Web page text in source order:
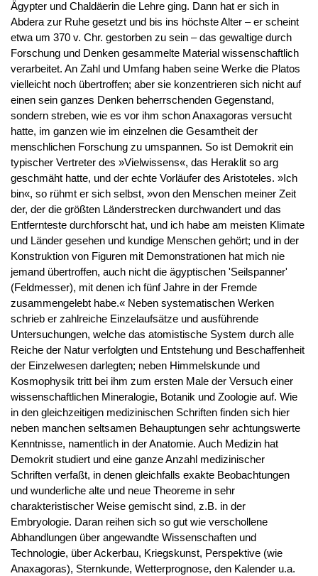
Ägypter und Chaldäerin die Lehre ging. Dann hat er sich in
Abdera zur Ruhe gesetzt und bis ins höchste Alter – er scheint
etwa um 370 v. Chr. gestorben zu sein – das gewaltige durch
Forschung und Denken gesammelte Material wissenschaftlich
verarbeitet. An Zahl und Umfang haben seine Werke die Platos
vielleicht noch übertroffen; aber sie konzentrieren sich nicht auf
einen sein ganzes Denken beherrschenden Gegenstand,
sondern streben, wie es vor ihm schon Anaxagoras versucht
hatte, im ganzen wie im einzelnen die Gesamtheit der
menschlichen Forschung zu umspannen. So ist Demokrit ein
typischer Vertreter des »Vielwissens«, das Heraklit so arg
geschmäht hatte, und der echte Vorläufer des Aristoteles. »Ich
bin«, so rühmt er sich selbst, »von den Menschen meiner Zeit
der, der die größten Länderstrecken durchwandert und das
Entfernteste durchforscht hat, und ich habe am meisten Klimate
und Länder gesehen und kundige Menschen gehört; und in der
Konstruktion von Figuren mit Demonstrationen hat mich nie
jemand übertroffen, auch nicht die ägyptischen 'Seilspanner'
(Feldmesser), mit denen ich fünf Jahre in der Fremde
zusammengelebt habe.« Neben systematischen Werken
schrieb er zahlreiche Einzelaufsätze und ausführende
Untersuchungen, welche das atomistische System durch alle
Reiche der Natur verfolgten und Entstehung und Beschaffenheit
der Einzelwesen darlegten; neben Himmelskunde und
Kosmophysik tritt bei ihm zum ersten Male der Versuch einer
wissenschaftlichen Mineralogie, Botanik und Zoologie auf. Wie
in den gleichzeitigen medizinischen Schriften finden sich hier
neben manchen seltsamen Behauptungen sehr achtungswerte
Kenntnisse, namentlich in der Anatomie. Auch Medizin hat
Demokrit studiert und eine ganze Anzahl medizinischer
Schriften verfaßt, in denen gleichfalls exakte Beobachtungen
und wunderliche alte und neue Theoreme in sehr
charakteristischer Weise gemischt sind, z.B. in der
Embryologie. Daran reihen sich so gut wie verschollene
Abhandlungen über angewandte Wissenschaften und
Technologie, über Ackerbau, Kriegskunst, Perspektive (wie
Anaxagoras), Sternkunde, Wetterprognose, den Kalender u.a.